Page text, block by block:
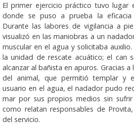
El primer ejercicio práctico tuvo lugar
donde se puso a prueba la
Durante las labores de vigilancia a
visualizó en las maniobras a un
muscular en el agua y solicitaba
la unidad de rescate acuático; el can
alcanzar al bañista en apuros. Gracias
del animal, que permitió templar y
usuario en el agua, el nadador pudo
mar por sus propios medios sin sufrir
como relatan responsables de
del servicio.